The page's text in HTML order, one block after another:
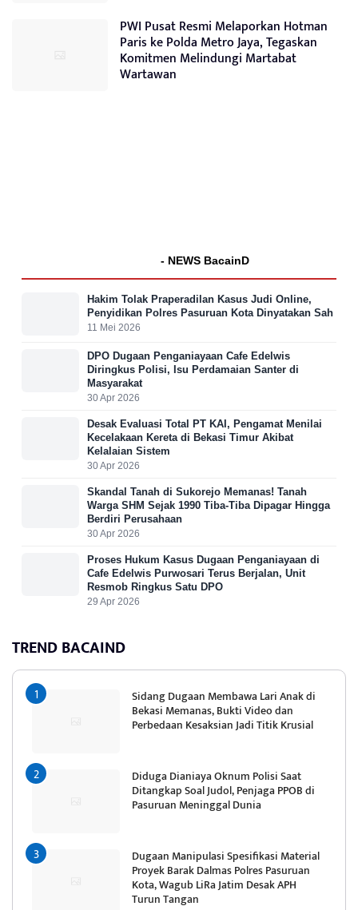
PWI Pusat Resmi Melaporkan Hotman
Paris ke Polda Metro Jaya, Tegaskan
Komitmen Melindungi Martabat
Wartawan
- NEWS BacainD
Hakim Tolak Praperadilan Kasus Judi Online,
Penyidikan Polres Pasuruan Kota Dinyatakan Sah
11 Mei 2026
DPO Dugaan Penganiayaan Cafe Edelwis
Diringkus Polisi, Isu Perdamaian Santer di
Masyarakat
30 Apr 2026
Desak Evaluasi Total PT KAI, Pengamat Menilai
Kecelakaan Kereta di Bekasi Timur Akibat
Kelalaian Sistem
30 Apr 2026
Skandal Tanah di Sukorejo Memanas! Tanah
Warga SHM Sejak 1990 Tiba-Tiba Dipagar Hingga
Berdiri Perusahaan
30 Apr 2026
Proses Hukum Kasus Dugaan Penganiayaan di
Cafe Edelwis Purwosari Terus Berjalan, Unit
Resmob Ringkus Satu DPO
29 Apr 2026
TREND BACAIND
Sidang Dugaan Membawa Lari Anak di
Bekasi Memanas, Bukti Video dan
Perbedaan Kesaksian Jadi Titik Krusial
Diduga Dianiaya Oknum Polisi Saat
Ditangkap Soal Judol, Penjaga PPOB di
Pasuruan Meninggal Dunia
Dugaan Manipulasi Spesifikasi Material
Proyek Barak Dalmas Polres Pasuruan
Kota, Wagub LiRa Jatim Desak APH
Turun Tangan